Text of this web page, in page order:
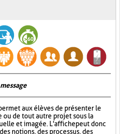
aux élèves de présenter le
de tout autre projet sous la
et imagée. L'affichepeut donc
notions, des processus, des